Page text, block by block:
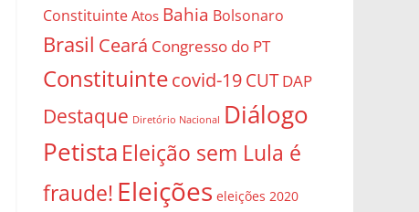
Constituinte Atos Bahia Bolsonaro
Brasil Ceará Congresso do PT
Constituintecovid-19CUT DAP
Destaque Diretório Nacional Diálogo
Petista Eleição sem Lula é
fraude! Eleições eleições 2020